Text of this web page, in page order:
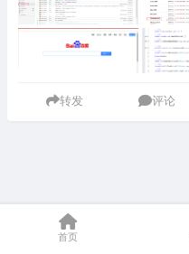
首页
转发 评论